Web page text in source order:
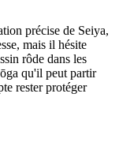
précise de Seiya,
mais il hésite
rôde dans les
qu'il peut partir
rester protéger